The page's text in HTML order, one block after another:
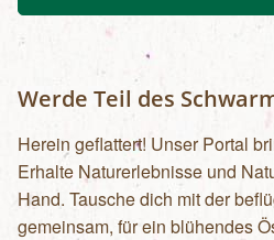
Werde Teil des
Herein geflattert! Unser Portal
Erhalte Naturerlebnisse und
Hand. Tausche dich mit der
gemeinsam, für ein blühendes